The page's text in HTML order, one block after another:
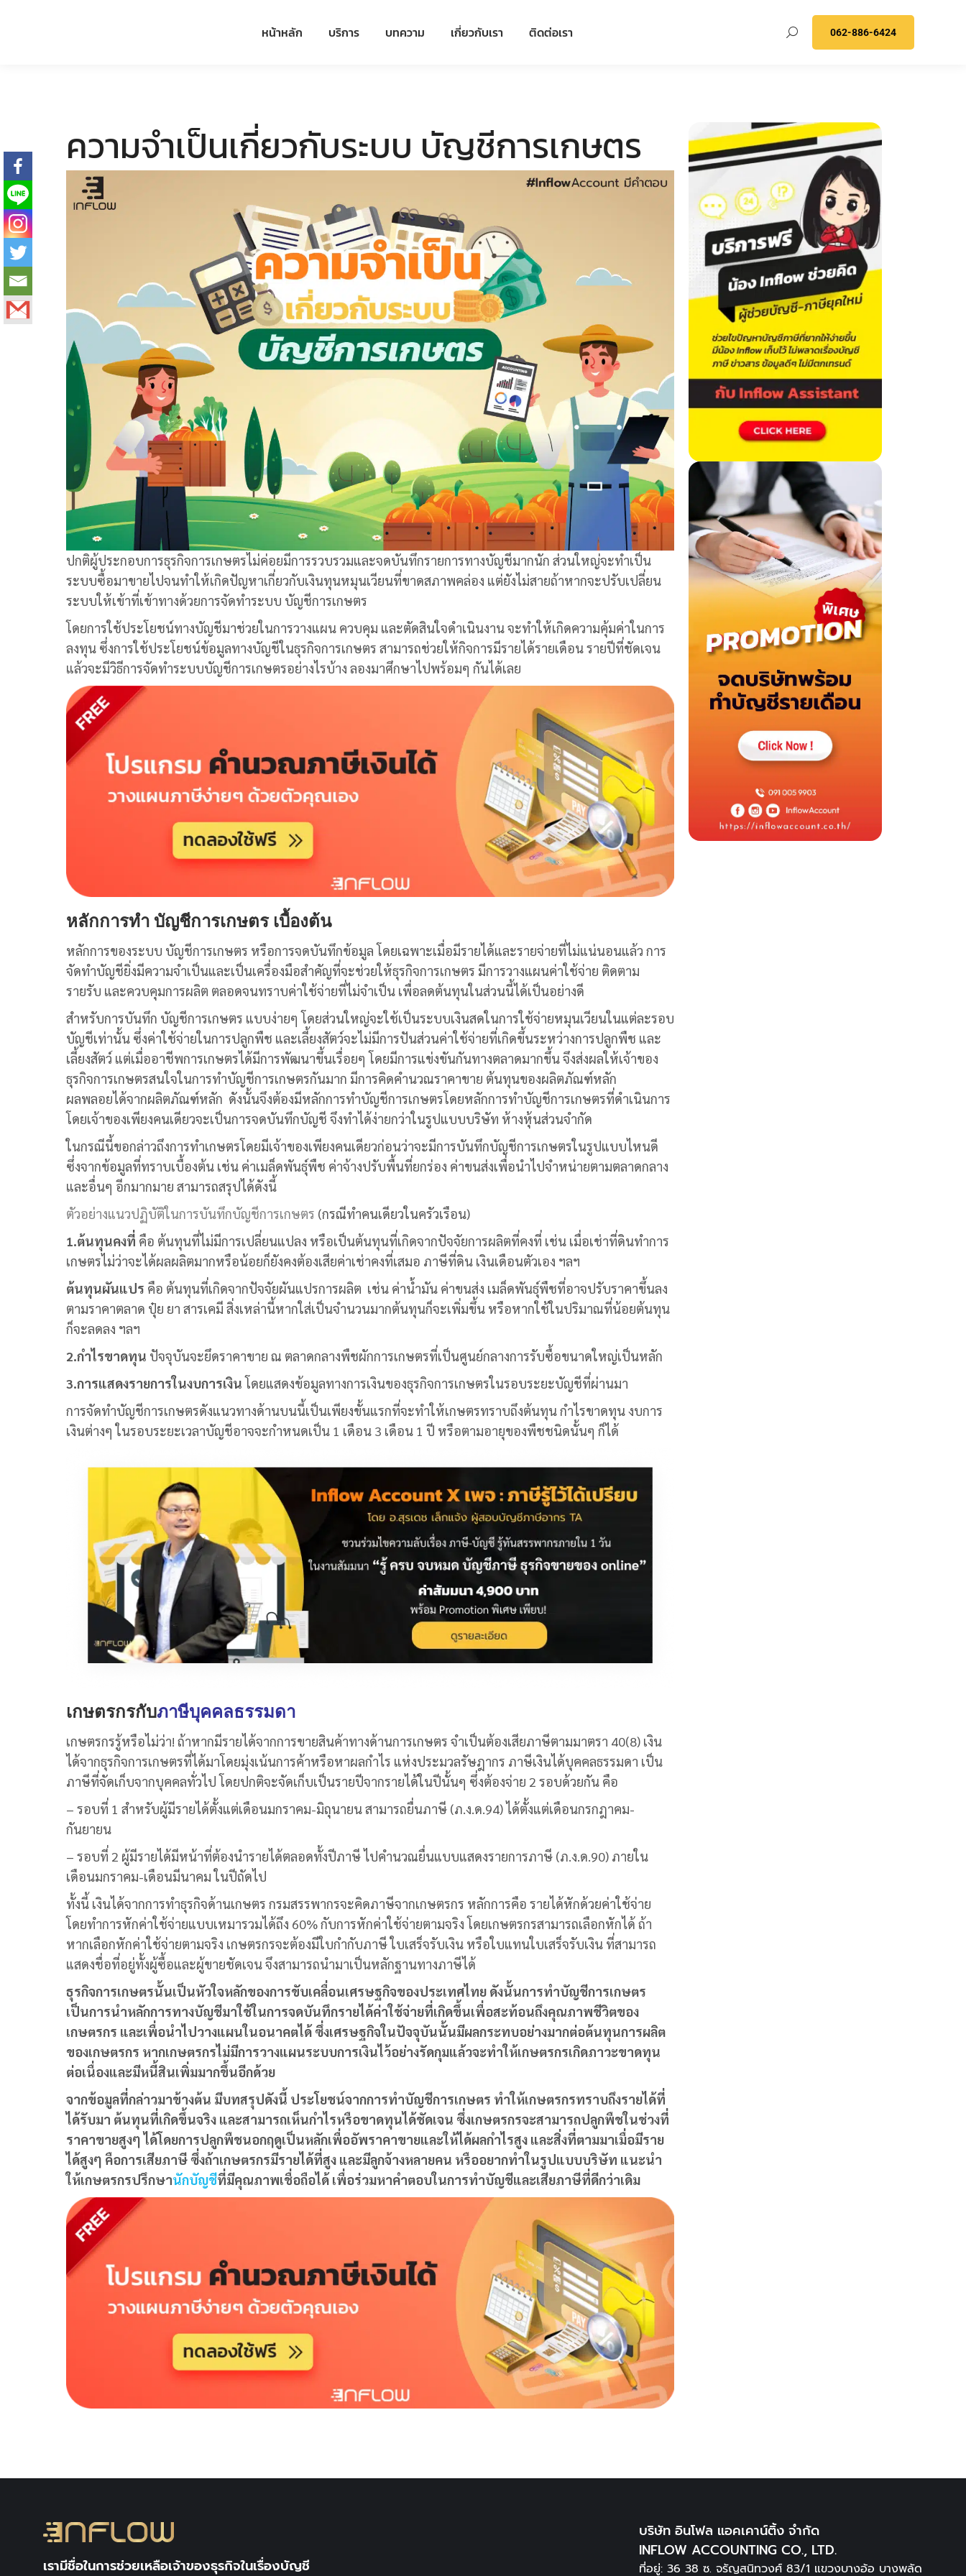
หน้าหลัก บริการ บทความ เกี่ยวกับเรา ติดต่อเรา 062-886-6424
ความจำเป็นเกี่ยวกับระบบ บัญชีการเกษตร
ปกติผู้ประกอบการธุรกิจการเกษตรไม่ค่อยมีการรวบรวมและจดบันทึกรายการทางบัญชีมากนัก ส่วนใหญ่จะทำเป็น
ระบบซื้อมาขายไปจนทำให้เกิดปัญหาเกี่ยวกับเงินทุนหมุนเวียนที่ขาดสภาพคล่อง แต่ยังไม่สายถ้าหากจะปรับเปลี่ยน
ระบบให้เข้าที่เข้าทางด้วยการจัดทำระบบ บัญชีการเกษตร
โดยการใช้ประโยชน์ทางบัญชีมาช่วยในการวางแผน ควบคุม และตัดสินใจดำเนินงาน จะทำให้เกิดความคุ้มค่าในการ
ลงทุน ซึ่งการใช้ประโยชน์ข้อมูลทางบัญชีในธุรกิจการเกษตร สามารถช่วยให้กิจการมีรายได้รายเดือน รายปีที่ชัดเจน
แล้วจะมีวิธีการจัดทำระบบบัญชีการเกษตรอย่างไรบ้าง ลองมาศึกษาไปพร้อมๆ กันได้เลย
หลักการทำ บัญชีการเกษตร เบื้องต้น
หลักการของระบบ บัญชีการเกษตร หรือการจดบันทึกข้อมูล โดยเฉพาะเมื่อมีรายได้และรายจ่ายที่ไม่แน่นอนแล้ว การ
จัดทำบัญชียิ่งมีความจำเป็นและเป็นเครื่องมือสำคัญที่จะช่วยให้ธุรกิจการเกษตร มีการวางแผนค่าใช้จ่าย ติดตาม
รายรับ และควบคุมการผลิต ตลอดจนทราบค่าใช้จ่ายที่ไม่จำเป็น เพื่อลดต้นทุนในส่วนนี้ได้เป็นอย่างดี
สำหรับการบันทึก บัญชีการเกษตร แบบง่ายๆ โดยส่วนใหญ่จะใช้เป็นระบบเงินสดในการใช้จ่ายหมุนเวียนในแต่ละรอบ
บัญชีเท่านั้น ซึ่งค่าใช้จ่ายในการปลูกพืช และเลี้ยงสัตว์จะไม่มีการปันส่วนค่าใช้จ่ายที่เกิดขึ้นระหว่างการปลูกพืช และ
เลี้ยงสัตว์ แต่เมื่ออาชีพการเกษตรได้มีการพัฒนาขึ้นเรื่อยๆ โดยมีการแข่งขันกันทางตลาดมากขึ้น จึงส่งผลให้เจ้าของ
ธุรกิจการเกษตรสนใจในการทำบัญชีการเกษตรกันมาก มีการคิดคำนวณราคาขาย ต้นทุนของผลิตภัณฑ์หลัก
ผลพลอยได้จากผลิตภัณฑ์หลัก ดังนั้นจึงต้องมีหลักการทำบัญชีการเกษตรโดยหลักการทำบัญชีการเกษตรที่ดำเนินการ
โดยเจ้าของเพียงคนเดียวจะเป็นการจดบันทึกบัญชี จึงทำได้ง่ายกว่าในรูปแบบบริษัท ห้างหุ้นส่วนจำกัด
ในกรณีนี้ขอกล่าวถึงการทำเกษตรโดยมีเจ้าของเพียงคนเดียวก่อนว่าจะมีการบันทึกบัญชีการเกษตรในรูปแบบไหนดี
ซึ่งจากข้อมูลที่ทราบเบื้องต้น เช่น ค่าเมล็ดพันธุ์พืช ค่าจ้างปรับพื้นที่ยกร่อง ค่าขนส่งเพื่อนำไปจำหน่ายตามตลาดกลาง
และอื่นๆ อีกมากมาย สามารถสรุปได้ดังนี้
ตัวอย่างแนวปฏิบัติในการบันทึกบัญชีการเกษตร (กรณีทำคนเดียวในครัวเรือน)
1.ต้นทุนคงที่ คือ ต้นทุนที่ไม่มีการเปลี่ยนแปลง หรือเป็นต้นทุนที่เกิดจากปัจจัยการผลิตที่คงที่ เช่น เมื่อเช่าที่ดินทำการ
เกษตรไม่ว่าจะได้ผลผลิตมากหรือน้อยก็ยังคงต้องเสียค่าเช่าคงที่เสมอ ภาษีที่ดิน เงินเดือนตัวเอง ฯลฯ
ต้นทุนผันแปร คือ ต้นทุนที่เกิดจากปัจจัยผันแปรการผลิต เช่น ค่าน้ำมัน ค่าขนส่ง เมล็ดพันธุ์พืชที่อาจปรับราคาขึ้นลง
ตามราคาตลาด ปุ๋ย ยา สารเคมี สิ่งเหล่านี้หากใส่เป็นจำนวนมากต้นทุนก็จะเพิ่มขึ้น หรือหากใช้ในปริมาณที่น้อยต้นทุน
ก็จะลดลง ฯลฯ
2.กำไรขาดทุน ปัจจุบันจะยึดราคาขาย ณ ตลาดกลางพืชผักการเกษตรที่เป็นศูนย์กลางการรับซื้อขนาดใหญ่เป็นหลัก
3.การแสดงรายการในงบการเงิน โดยแสดงข้อมูลทางการเงินของธุรกิจการเกษตรในรอบระยะบัญชีที่ผ่านมา
การจัดทำบัญชีการเกษตรดังแนวทางด้านบนนี้เป็นเพียงขั้นแรกที่จะทำให้เกษตรทราบถึงต้นทุน กำไรขาดทุน งบการ
เงินต่างๆ ในรอบระยะเวลาบัญชีอาจจะกำหนดเป็น 1 เดือน 3 เดือน 1 ปี หรือตามอายุของพืชชนิดนั้นๆ ก็ได้
เกษตรกรกับภาษีบุคคลธรรมดา
เกษตรกรรู้หรือไม่ว่า! ถ้าหากมีรายได้จากการขายสินค้าทางด้านการเกษตร จำเป็นต้องเสียภาษีตามมาตรา 40(8) เงิน
ได้จากธุรกิจการเกษตรที่ได้มาโดยมุ่งเน้นการค้าหรือหาผลกำไร แห่งประมวลรัษฎากร ภาษีเงินได้บุคคลธรรมดา เป็น
ภาษีที่จัดเก็บจากบุคคลทั่วไป โดยปกติจะจัดเก็บเป็นรายปีจากรายได้ในปีนั้นๆ ซึ่งต้องจ่าย 2 รอบด้วยกัน คือ
– รอบที่ 1 สำหรับผู้มีรายได้ตั้งแต่เดือนมกราคม-มิถุนายน สามารถยื่นภาษี (ภ.ง.ด.94) ได้ตั้งแต่เดือนกรกฎาคม-
กันยายน
– รอบที่ 2 ผู้มีรายได้มีหน้าที่ต้องนำรายได้ตลอดทั้งปีภาษี ไปคำนวณยื่นแบบแสดงรายการภาษี (ภ.ง.ด.90) ภายใน
เดือนมกราคม-เดือนมีนาคม ในปีถัดไป
ทั้งนี้ เงินได้จากการทำธุรกิจด้านเกษตร กรมสรรพากรจะคิดภาษีจากเกษตรกร หลักการคือ รายได้หักด้วยค่าใช้จ่าย
โดยทำการหักค่าใช้จ่ายแบบเหมารวมได้ถึง 60% กับการหักค่าใช้จ่ายตามจริง โดยเกษตรกรสามารถเลือกหักได้ ถ้า
หากเลือกหักค่าใช้จ่ายตามจริง เกษตรกรจะต้องมีใบกำกับภาษี ใบเสร็จรับเงิน หรือใบแทนใบเสร็จรับเงิน ที่สามารถ
แสดงชื่อที่อยู่ทั้งผู้ซื้อและผู้ขายชัดเจน จึงสามารถนำมาเป็นหลักฐานทางภาษีได้
ธุรกิจการเกษตรนั้นเป็นหัวใจหลักของการขับเคลื่อนเศรษฐกิจของประเทศไทย ดังนั้นการทำบัญชีการเกษตร
เป็นการนำหลักการทางบัญชีมาใช้ในการจดบันทึกรายได้ค่าใช้จ่ายที่เกิดขึ้นเพื่อสะท้อนถึงคุณภาพชีวิตของ
เกษตรกร และเพื่อนำไปวางแผนในอนาคตได้ ซึ่งเศรษฐกิจในปัจจุบันนั้นมีผลกระทบอย่างมากต่อต้นทุนการผลิต
ของเกษตรกร หากเกษตรกรไม่มีการวางแผนระบบการเงินไว้อย่างรัดกุมแล้วจะทำให้เกษตรกรเกิดภาวะขาดทุน
ต่อเนื่องและมีหนี้สินเพิ่มมากขึ้นอีกด้วย
จากข้อมูลที่กล่าวมาข้างต้น มีบทสรุปดังนี้ ประโยชน์จากการทำบัญชีการเกษตร ทำให้เกษตรกรทราบถึงรายได้ที่
ได้รับมา ต้นทุนที่เกิดขึ้นจริง และสามารถเห็นกำไรหรือขาดทุนได้ชัดเจน ซึ่งเกษตรกรจะสามารถปลูกพืชในช่วงที่
ราคาขายสูงๆ ได้โดยการปลูกพืชนอกฤดูเป็นหลักเพื่ออัพราคาขายและให้ได้ผลกำไรสูง และสิ่งที่ตามมาเมื่อมีราย
ได้สูงๆ คือการเสียภาษี ซึ่งถ้าเกษตรกรมีรายได้ที่สูง และมีลูกจ้างหลายคน หรืออยากทำในรูปแบบบริษัท แนะนำ
ให้เกษตรกรปรึกษานักบัญชีที่มีคุณภาพเชื่อถือได้ เพื่อร่วมหาคำตอบในการทำบัญชีและเสียภาษีที่ดีกว่าเดิม
เรามีชื่อในการช่วยเหลือเจ้าของธุรกิจในเรื่องบัญชี
บริษัท อินโฟล แอคเคาน์ติ้ง จำกัด
INFLOW ACCOUNTING CO., LTD.
ที่อยู่: 36 38 ซ. จรัญสนิทวงศ์ 83/1 แขวงบางอ้อ บางพลัด